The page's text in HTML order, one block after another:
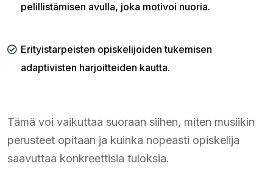
pelillistämisen avulla, joka motivoi nuoria.
Erityistarpeisten opiskelijoiden tukemisen
adaptivisten harjoitteiden kautta.
Tämä voi vaikuttaa suoraan siihen, miten musiikin
perusteet opitaan ja kuinka nopeasti opiskelija
saavuttaa konkreettisia tuloksia.